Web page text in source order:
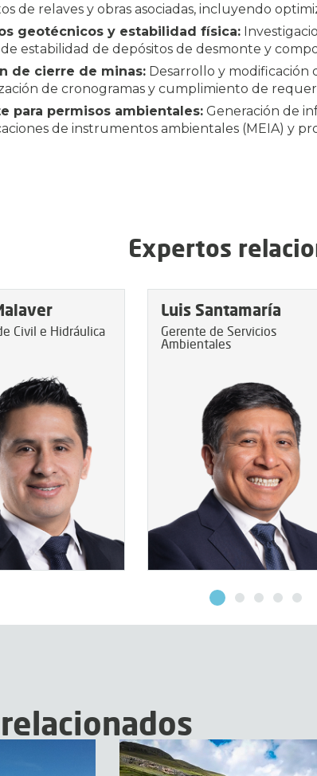
de relaves y obras asociadas, incluyendo
geotécnicos y estabilidad física:
de estabilidad de depósitos de desmonte y
de cierre de minas: Desarrollo y modificación
de cronogramas y cumplimiento de
para permisos ambientales: Generación de
de instrumentos ambientales (MEIA) y
Expertos
Civil e Hidráulica
Luis Santamaría
Gerente de Servicios
Ambientales